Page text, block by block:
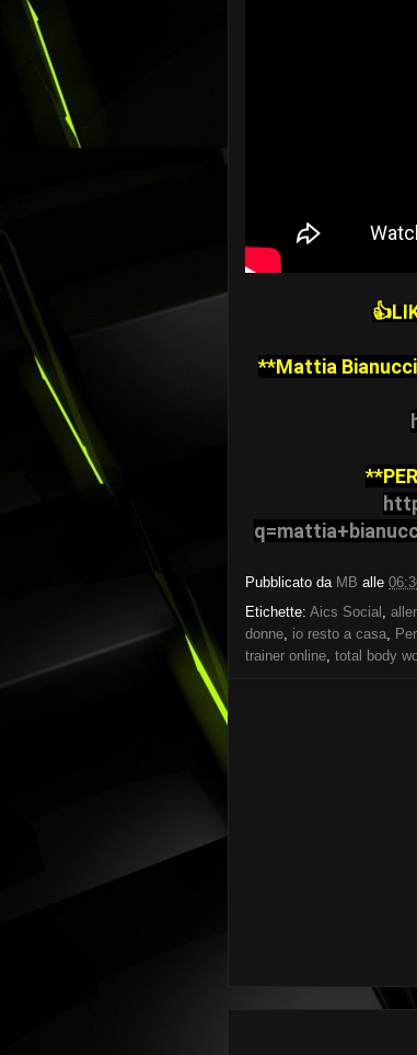
**Mattia
Pubblicato da MB alle
Etichette: Aics Social
donne io resto a casa
trainer online total body